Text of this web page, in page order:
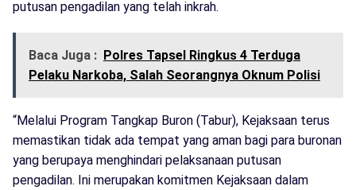
putusan pengadilan yang telah inkrah.
Baca Juga : Polres Tapsel Ringkus 4 Terduga
Pelaku Narkoba, Salah Seorangnya Oknum Polisi
“Melalui Program Tangkap Buron (Tabur), Kejaksaan terus
memastikan tidak ada tempat yang aman bagi para buronan
yang berupaya menghindari pelaksanaan putusan
pengadilan. Ini merupakan komitmen Kejaksaan dalam